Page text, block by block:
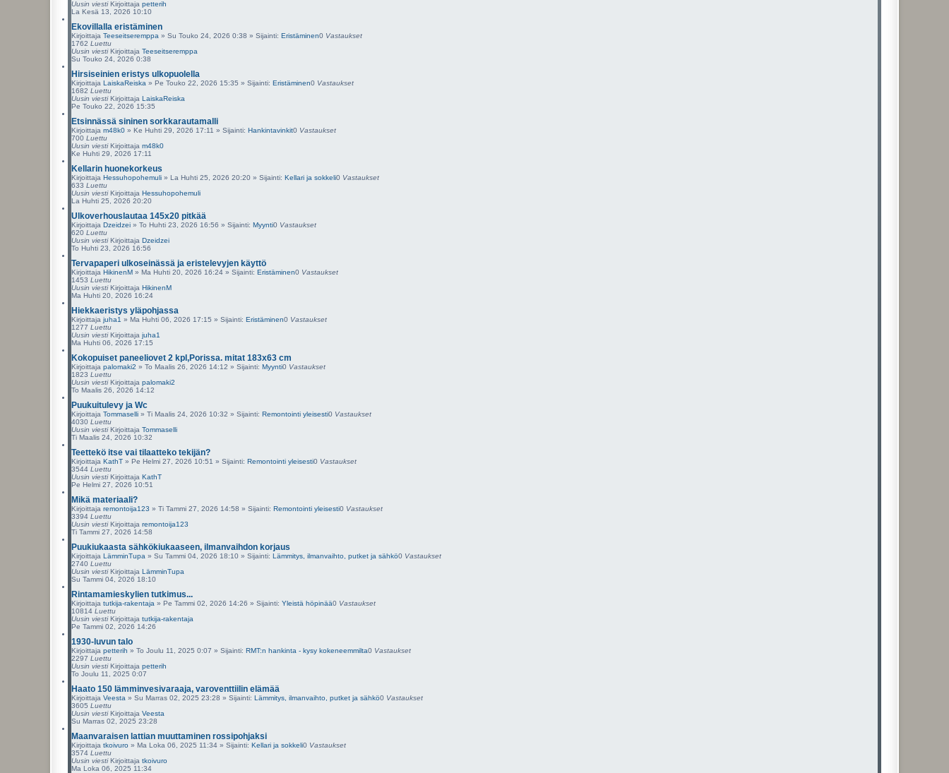
Uusin viestiKirjoittaja petterih
La Kesä 13, 2026 10:10
Ekovillalla eristäminen
Kirjoittaja Teeseitseremppa » Su Touko 24, 2026 0:38 » Sijainti: Eristäminen0 Vastaukset
1762 Luettu
Uusin viestiKirjoittaja Teeseitseremppa
Su Touko 24, 2026 0:38
Hirsiseinien eristys ulkopuolella
Kirjoittaja LaiskaReiska » Pe Touko 22, 2026 15:35 » Sijainti: Eristäminen0 Vastaukset
1682 Luettu
Uusin viestiKirjoittaja LaiskaReiska
Pe Touko 22, 2026 15:35
Etsinnässä sininen sorkkarautamalli
Kirjoittaja m48k0 » Ke Huhti 29, 2026 17:11 » Sijainti: Hankintavinkit0 Vastaukset
700 Luettu
Uusin viestiKirjoittaja m48k0
Ke Huhti 29, 2026 17:11
Kellarin huonekorkeus
Kirjoittaja Hessuhopohemuli » La Huhti 25, 2026 20:20 » Sijainti: Kellari ja sokkeli0 Vastaukset
633 Luettu
Uusin viestiKirjoittaja Hessuhopohemuli
La Huhti 25, 2026 20:20
Ulkoverhouslautaa 145x20 pitkää
Kirjoittaja Dzeidzei » To Huhti 23, 2026 16:56 » Sijainti: Myynti0 Vastaukset
620 Luettu
Uusin viestiKirjoittaja Dzeidzei
To Huhti 23, 2026 16:56
Tervapaperi ulkoseinässä ja eristelevyjen käyttö
Kirjoittaja HikinenM » Ma Huhti 20, 2026 16:24 » Sijainti: Eristäminen0 Vastaukset
1453 Luettu
Uusin viestiKirjoittaja HikinenM
Ma Huhti 20, 2026 16:24
Hiekkaeristys yläpohjassa
Kirjoittaja juha1 » Ma Huhti 06, 2026 17:15 » Sijainti: Eristäminen0 Vastaukset
1277 Luettu
Uusin viestiKirjoittaja juha1
Ma Huhti 06, 2026 17:15
Kokopuiset paneeliovet 2 kpl,Porissa. mitat 183x63 cm
Kirjoittaja palomaki2 » To Maalis 26, 2026 14:12 » Sijainti: Myynti0 Vastaukset
1823 Luettu
Uusin viestiKirjoittaja palomaki2
To Maalis 26, 2026 14:12
Puukuitulevy ja Wc
Kirjoittaja Tommaselli » Ti Maalis 24, 2026 10:32 » Sijainti: Remontointi yleisesti0 Vastaukset
4030 Luettu
Uusin viestiKirjoittaja Tommaselli
Ti Maalis 24, 2026 10:32
Teettekö itse vai tilaatteko tekijän?
Kirjoittaja KathT » Pe Helmi 27, 2026 10:51 » Sijainti: Remontointi yleisesti0 Vastaukset
3544 Luettu
Uusin viestiKirjoittaja KathT
Pe Helmi 27, 2026 10:51
Mikä materiaali?
Kirjoittaja remontoija123 » Ti Tammi 27, 2026 14:58 » Sijainti: Remontointi yleisesti0 Vastaukset
3394 Luettu
Uusin viestiKirjoittaja remontoija123
Ti Tammi 27, 2026 14:58
Puukiukaasta sähkökiukaaseen, ilmanvaihdon korjaus
Kirjoittaja LämminTupa » Su Tammi 04, 2026 18:10 » Sijainti: Lämmitys, ilmanvaihto, putket ja sähkö0 Vastaukset
2740 Luettu
Uusin viestiKirjoittaja LämminTupa
Su Tammi 04, 2026 18:10
Rintamamieskylien tutkimus...
Kirjoittaja tutkija-rakentaja » Pe Tammi 02, 2026 14:26 » Sijainti: Yleistä höpinää0 Vastaukset
10814 Luettu
Uusin viestiKirjoittaja tutkija-rakentaja
Pe Tammi 02, 2026 14:26
1930-luvun talo
Kirjoittaja petterih » To Joulu 11, 2025 0:07 » Sijainti: RMT:n hankinta - kysy kokeneemmilta0 Vastaukset
2297 Luettu
Uusin viestiKirjoittaja petterih
To Joulu 11, 2025 0:07
Haato 150 lämminvesivaraaja, varoventtiilin elämää
Kirjoittaja Veesta » Su Marras 02, 2025 23:28 » Sijainti: Lämmitys, ilmanvaihto, putket ja sähkö0 Vastaukset
3605 Luettu
Uusin viestiKirjoittaja Veesta
Su Marras 02, 2025 23:28
Maanvaraisen lattian muuttaminen rossipohjaksi
Kirjoittaja tkoivuro » Ma Loka 06, 2025 11:34 » Sijainti: Kellari ja sokkeli0 Vastaukset
3574 Luettu
Uusin viestiKirjoittaja tkoivuro
Ma Loka 06, 2025 11:34